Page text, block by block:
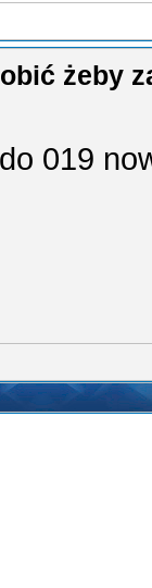
żeby
019